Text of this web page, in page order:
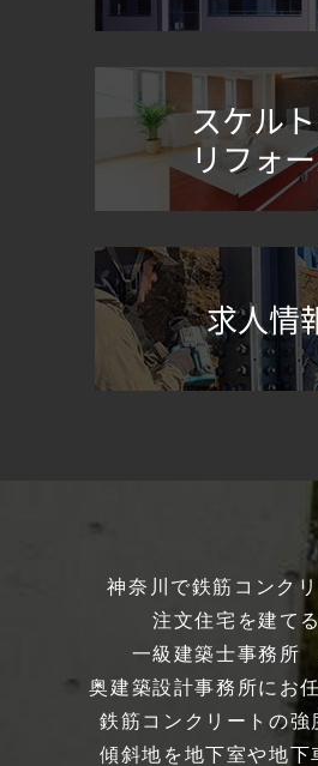
スケル
リフォ
求人情
神奈川で鉄筋コンク
注文住宅を建て
一級建築士事務所
奥建築設計事務所にお
鉄筋コンクリートの強
傾斜地を地下室や地下